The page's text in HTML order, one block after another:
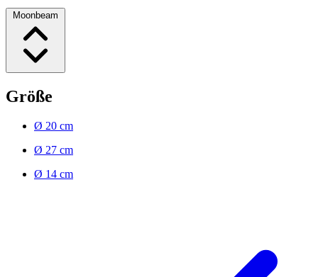
Moonbeam
Größe
Ø 20 cm
Ø 27 cm
Ø 14 cm